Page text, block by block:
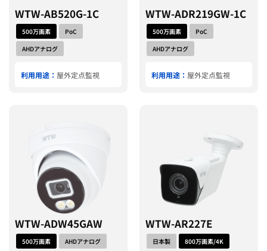
WTW-AB520G-1C
500万画素
PoC
AHDアナログ
利用用途： 屋外定点監視
WTW-ADR219GW-1C
500万画素
PoC
AHDアナログ
利用用途： 屋外定点監視
WTW-ADW45GAW
500万画素
AHDアナログ
WTW-AR227E
日本製
800万画素/4K